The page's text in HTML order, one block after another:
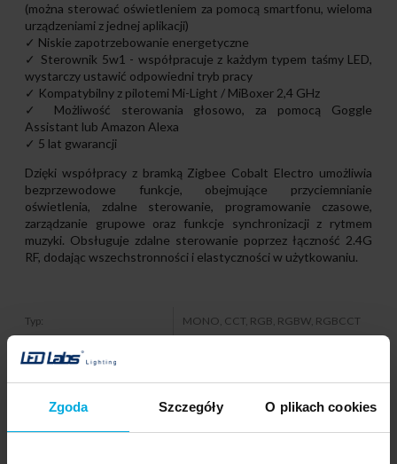
Zgoda Szczegóły O plikach cookies
(można sterować oświetleniem za pomocą smartfonu, wieloma
urządzeniami z jednej aplikacji)
✓ Niskie zapotrzebowanie energetyczne
✓ Sterownik 5w1 - współpracuje z każdym typem taśmy LED,
wystarczy ustawić odpowiedni tryb pracy
✓ Kompatybilny z pilotemi Mi-Light / MiBoxer 2,4 GHz
✓ Możliwość sterowania głosowo, za pomocą Goggle
Assistant lub Amazon Alexa
✓ 5 lat gwarancji
Dzięki współpracy z bramką Zigbee Cobalt Electro umożliwia
bezprzewodowe funkcje, obejmujące przyciemnianie
oświetlenia, zdalne sterowanie, programowanie czasowe,
zarządzanie grupowe oraz funkcje synchronizacji z rytmem
muzyki. Obsługuje zdalne sterowanie poprzez łączność 2.4G
RF, dodając wszechstronności i elastyczności w użytkowaniu.
Typ: MONO, CCT, RGB, RGBW, RGBCCT
Napięcie wejściowe:
Maksymalny prąd wyjściowy: 15A (6A/kanał)
Protokół komunikacyjny: Zigbee 3.0 + 2.4 GHz